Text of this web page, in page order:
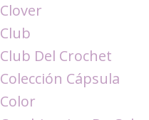
Clover
Club
Club Del Crochet
Colección Cápsula
Color